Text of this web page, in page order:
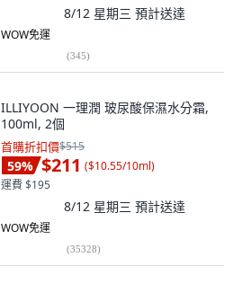
8/12 星期三 預計送達
WOW免運
(345)
ILLIYOON 一理潤 玻尿酸保濕水分霜,
100ml, 2個
首購折扣價$515
59% $211 ($10.55/10ml)
運費 $195
8/12 星期三 預計送達
WOW免運
(35328)